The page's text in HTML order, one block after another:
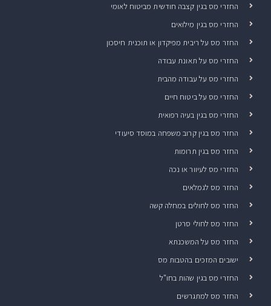
החזרי מס בגין קצבה חודשית מביטוח לאומי
החזרי מס בגין מילואים
החזר מס על ריבית מפיקדון או תוכנית חיסכון
החזרי מס על תאונת עבודה
החזרי מס על עבודה מהבית
החזרי מס על ביטוח חיים
החזרי מס בגין בעיה רפואית
החזר מס בגין קרוב משפחה במוסד סיעודי
החזר מס בגין תרומות
החזרי מס לעיוור או נכה
החזר מס לגמלאים
החזר מס לחולים במחלה קשה
החזר מס לחולי סרטן
החזר מס על המשכנתא
ישובים המזכים בהטבות מס
החזרי מס בגין שהות בחו"ל
החזר מס למתגרשים